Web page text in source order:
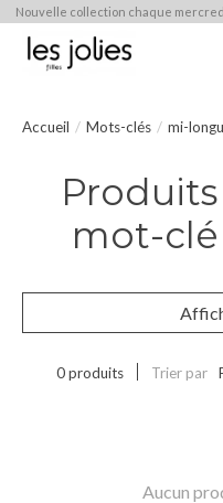
Nouvelle collection chaque
Accueil / Mots-clés / mi-
Produits
mot-
0 produits Trier par
Aucun